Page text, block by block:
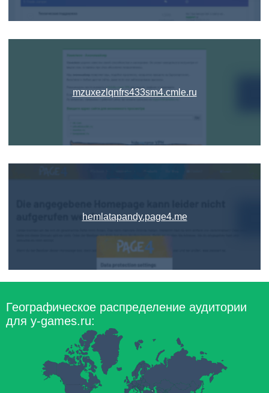
mzuxezlqnfrs433sm4.cmle.ru
hemlatapandy.page4.me
Географическое распределение аудитории
для y-games.ru: